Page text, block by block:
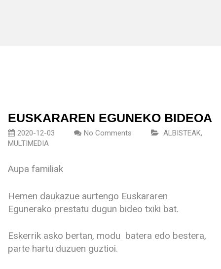
EUSKARAREN EGUNEKO BIDEOA
2020-12-03 No Comments ALBISTEAK,
MULTIMEDIA
Aupa familiak
Hemen daukazue aurtengo Euskararen
Egunerako prestatu dugun bideo txiki bat.
Eskerrik asko bertan, modu batera edo bestera,
parte hartu duzuen guztioi.